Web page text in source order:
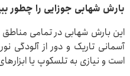
بارش شهابی جوزایی را چطور
این بارش شهابی در تمامی مناطق
آسمانی تاریک و دور از آلودگی
است و نیازی به تلسکوپ یا